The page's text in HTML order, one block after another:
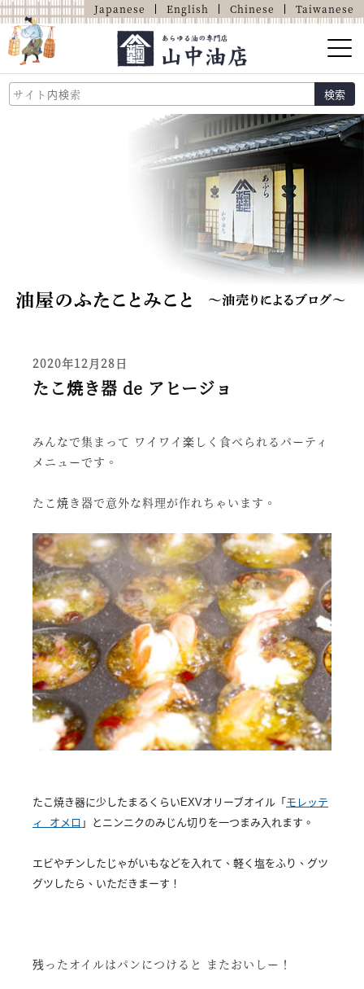
Japanese English Chinese Taiwanese
検索
山中油店的介紹
2020年12月28日
たこ焼き器 de アヒージョ
みんなで集まって ワイワイ楽しく食べられるパーティ
メニューです。
たこ焼き器で意外な料理が作れちゃいます。
たこ焼き器に少したまるくらいEXVオリーブオイル「モレッテ
ィ オメロ 」とニンニクのみじん切りを一つまみ入れます。
エビやチンしたじゃがいもなどを入れて、軽く塩をふり、グツ
グツしたら、いただきまーす！
残ったオイルはパンにつけると またおいしー！